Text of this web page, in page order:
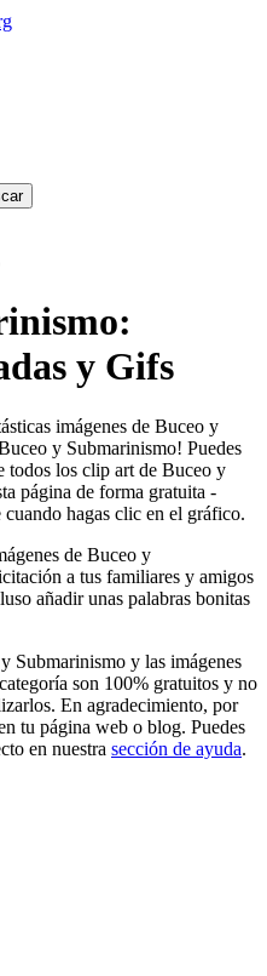
y Gifs
imágenes de Buceo y
y Submarinismo! Puedes
todos los clip art de Buceo y
página de forma gratuita -
hagas clic en el gráfico.
de Buceo y
a tus familiares y amigos
añadir unas palabras bonitas
Submarinismo y las imágenes
son 100% gratuitos y no
En agradecimiento, por
tu página web o blog. Puedes
en nuestra sección de ayuda.